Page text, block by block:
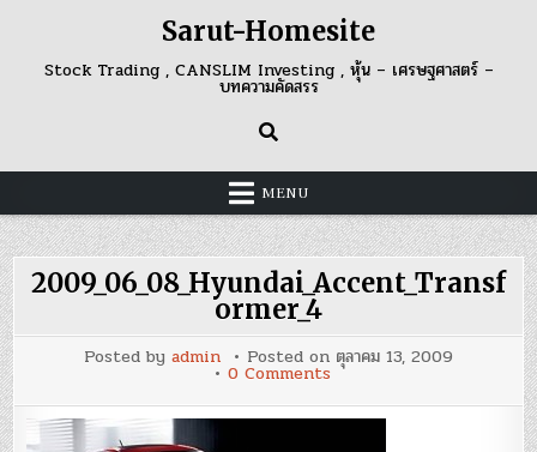
content
Sarut-Homesite
Stock Trading , CANSLIM Investing , หุ้น – เศรษฐศาสตร์ –
บทความคัดสรร
MENU
2009_06_08_Hyundai_Accent_Transf
ormer_4
Posted by admin Posted on ตุลาคม 13, 2009
0 Commentson